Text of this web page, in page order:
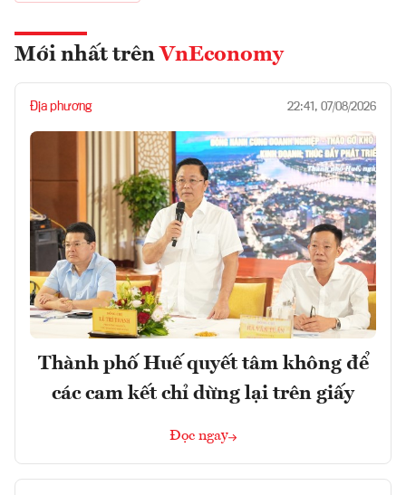
Mới nhất trên VnEconomy
Địa phương 22:41, 07/08/2026
Thành phố Huế quyết tâm không để
các cam kết chỉ dừng lại trên giấy
Đọc ngay